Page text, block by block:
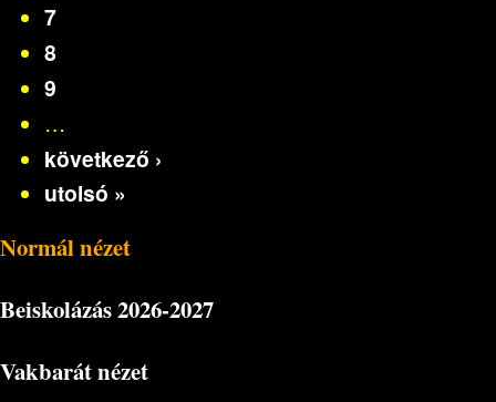
7
8
9
…
következő ›
utolsó »
Normál nézet
Beiskolázás2026-2027
Vakbarát nézet